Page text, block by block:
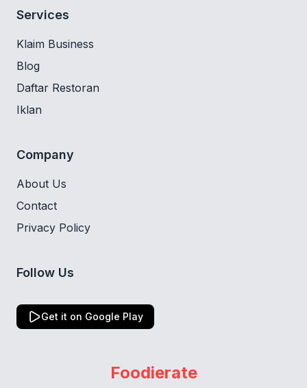
Services
Klaim Business
Blog
Daftar Restoran
Iklan
Company
About Us
Contact
Privacy Policy
Follow Us
Get it on Google Play
Foodierate